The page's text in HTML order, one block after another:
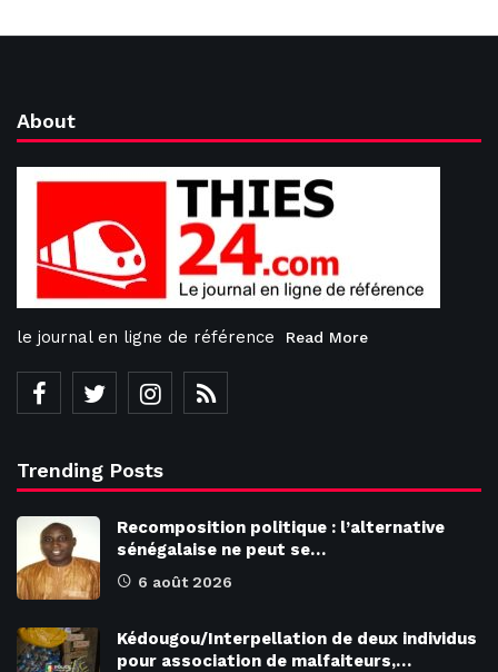
About
le journal en ligne de référence Read More
Trending Posts
Recomposition politique : l’alternative
sénégalaise ne peut se…
6 août 2026
Kédougou/Interpellation de deux individus
pour association de malfaiteurs,…